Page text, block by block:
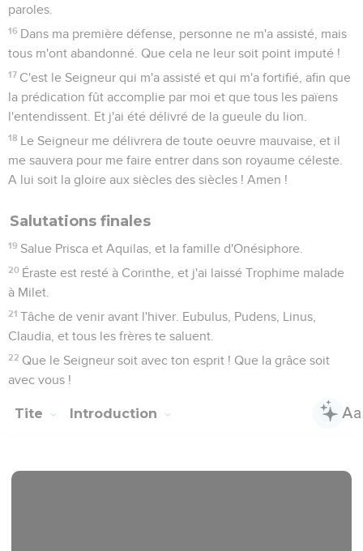
paroles.
16 Dans ma première défense, personne ne m'a assisté, mais
tous m'ont abandonné. Que cela ne leur soit point imputé !
17 C'est le Seigneur qui m'a assisté et qui m'a fortifié, afin que
la prédication fût accomplie par moi et que tous les païens
l'entendissent. Et j'ai été délivré de la gueule du lion.
18 Le Seigneur me délivrera de toute oeuvre mauvaise, et il
me sauvera pour me faire entrer dans son royaume céleste.
A lui soit la gloire aux siècles des siècles ! Amen !
Salutations finales
19 Salue Prisca et Aquilas, et la famille d'Onésiphore.
20 Éraste est resté à Corinthe, et j'ai laissé Trophime malade
à Milet.
21 Tâche de venir avant l'hiver. Eubulus, Pudens, Linus,
Claudia, et tous les frères te saluent.
22 Que le Seigneur soit avec ton esprit ! Que la grâce soit
avec vous !
Tite Introduction